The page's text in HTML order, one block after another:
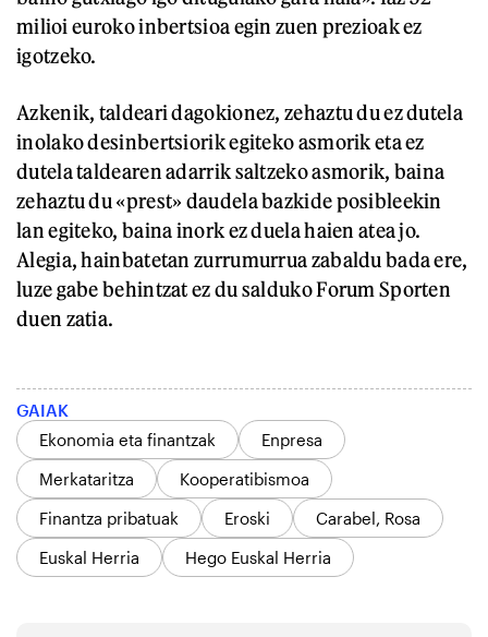
milioi euroko inbertsioa egin zuen prezioak ez
igotzeko.
Azkenik, taldeari dagokionez, zehaztu du ez dutela
inolako desinbertsiorik egiteko asmorik eta ez
dutela taldearen adarrik saltzeko asmorik, baina
zehaztu du «prest» daudela bazkide posibleekin
lan egiteko, baina inork ez duela haien atea jo.
Alegia, hainbatetan zurrumurrua zabaldu bada ere,
luze gabe behintzat ez du salduko Forum Sporten
duen zatia.
GAIAK
Ekonomia eta finantzak
Enpresa
Merkataritza
Kooperatibismoa
Finantza pribatuak
Eroski
Carabel, Rosa
Euskal Herria
Hego Euskal Herria